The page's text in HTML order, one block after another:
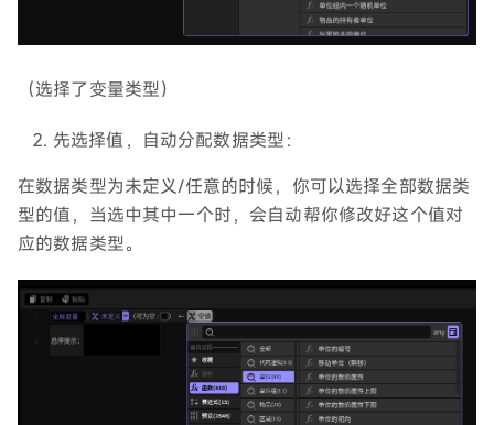
（选择了变量类型）
先选择值，自动分配数据类型：
在数据类型为未定义/任意的时候，你可以选择全部数据类
型的值，当选中其中一个时，会自动帮你修改好这个值对
应的数据类型。